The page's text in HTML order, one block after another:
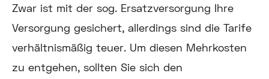
Zwar ist mit der sog. Ersatzversorgung Ihre
Versorgung gesichert, allerdings sind die Tarife
verhältnismäßig teuer. Um diesen Mehrkosten
zu entgehen, sollten Sie sich den